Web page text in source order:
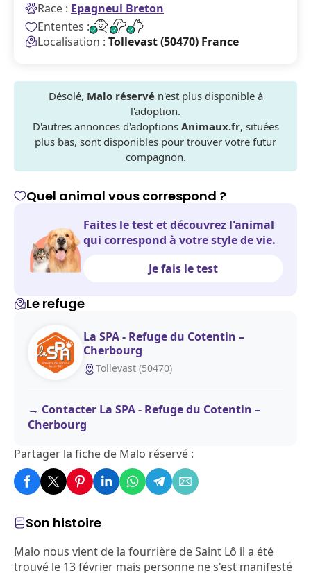
Race : Epagneul Breton
Ententes :
Localisation : Tollevast (50470) France
Désolé, Malo réservén'est plus disponible à
l'adoption.
D'autres annonces d'adoptions Animaux.fr, situées
plus bas, sont disponibles pour trouver votre futur
compagnon.
Son histoire
Malo nous vient de la fourrière de Saint Lô il a été
trouvé le 13 février mais personne ne s'est manifesté
Quel animal vous correspond ?
Faites le test et découvrez l'animal
qui correspond à votre style de vie.
Je fais le test
Le refuge
La SPA - Refuge du Cotentin –
Cherbourg
Tollevast (50470)
Contacter La SPA - Refuge du Cotentin –
Cherbourg
Partager la fiche de Malo réservé :